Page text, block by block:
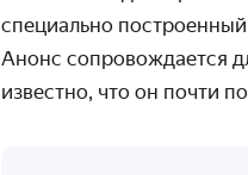
специально
Анонс сопровождается
известно, что он почти